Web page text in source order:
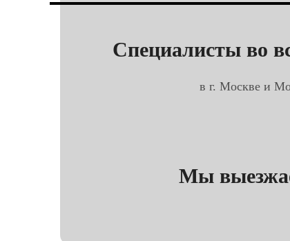
Специалисты во
в г. Москве и
Мы